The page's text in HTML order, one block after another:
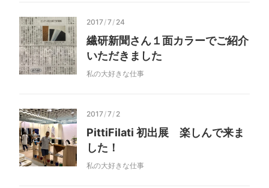
2017/7/ 24
繊研新聞さん１面カラーでご紹介
いただきました
私の大好きな仕事
2017/7/ 2
PittiFilati 初出展 楽しんで来ま
した！
私の大好きな仕事